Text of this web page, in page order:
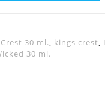
30 ml., kings crest,
30 ml.